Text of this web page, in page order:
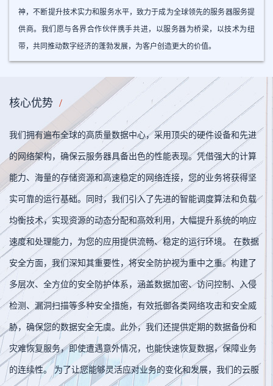
神，不断提升技术实力和服务水平，致力于成为全球领先的服务器服务提
供商。我们愿与各界合作伙伴携手共进，以服务器为桥梁，以技术为纽
带，共同推动数字经济的蓬勃发展，为客户创造更大的价值。
核心优势 /
我们拥有遍布全球的高质量数据中心，采用顶尖的硬件设备和先进
的网络架构，确保云服务器具备出色的性能表现。凭借强大的计算
能力、海量的存储资源和高速稳定的网络连接，您的业务将获得坚
实可靠的运行基础。同时，我们引入了先进的智能调度算法和负载
均衡技术，实现资源的动态分配和高效利用，大幅提升系统的响应
速度和处理能力，为您的应用提供流畅、稳定的运行环境。 在数据
安全方面，我们深知其重要性，将安全防护视为重中之重。构建了
多层次、全方位的安全防护体系，涵盖数据加密、访问控制、入侵
检测、漏洞扫描等多种安全措施，有效抵御各类网络攻击和安全威
胁，确保您的数据安全无虞。此外，我们还提供定期的数据备份和
灾难恢复服务，即使遭遇意外情况，也能快速恢复数据，保障业务
的连续性。 为了让您能够灵活应对业务的变化和发展，我们的云服